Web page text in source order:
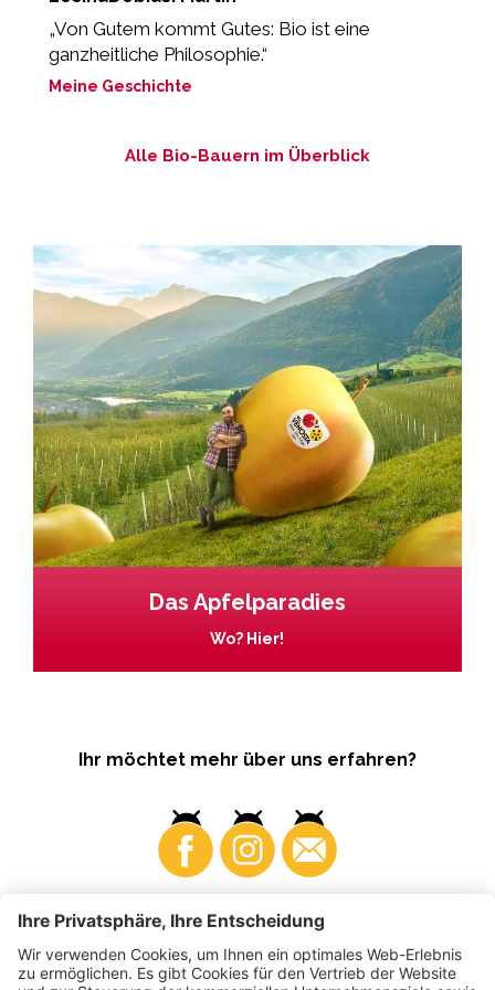
„Von Gutem kommt Gutes: Bio ist eine
ganzheitliche Philosophie.“
Meine Geschichte
Alle Bio-Bauern im Überblick
Das Apfelparadies
Wo? Hier!
Ihr möchtet mehr über uns erfahren?
Business Produzenten